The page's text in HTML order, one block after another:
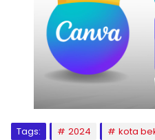
Tags: 2024 kota